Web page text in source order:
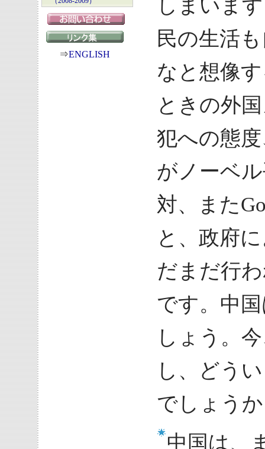
⇒ENGLISH
しまいま
民の生活
なと想像
ときの外
犯への態
がノーベ
対、また
と、政府
だまだ行
です。中
しょう。
し、どう
でしょう
中国は、